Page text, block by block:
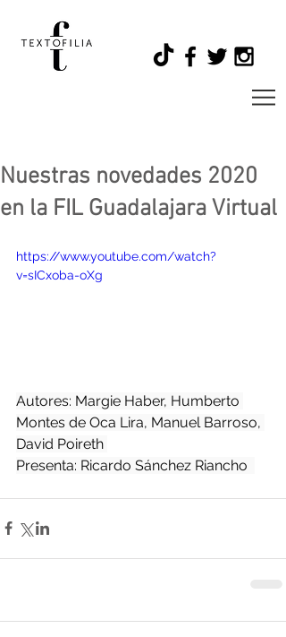
Nuestras novedades 2020
en la FIL Guadalajara Virtual
https://www.youtube.com/watch?
v=sICxoba-oXg
Autores: Margie Haber, Humberto
Montes de Oca Lira, Manuel Barroso,
David Poireth
Presenta: Ricardo Sánchez Riancho